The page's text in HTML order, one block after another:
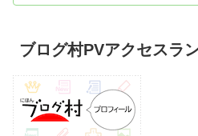
ブログ村PVアクセスラ